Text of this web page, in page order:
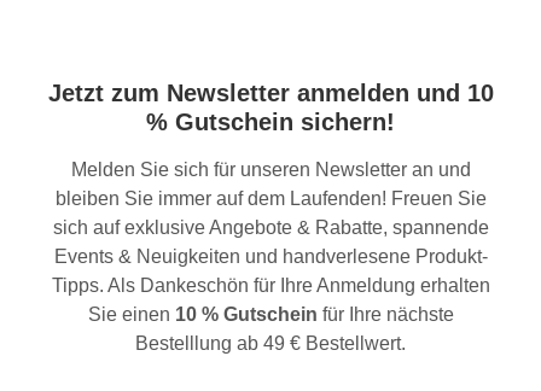
Jetzt zum Newsletter anmelden und 10
% Gutschein sichern!
Melden Sie sich für unseren Newsletter an und
bleiben Sie immer auf dem Laufenden! Freuen Sie
sich auf exklusive Angebote & Rabatte, spannende
Events & Neuigkeiten und handverlesene Produkt-
Tipps. Als Dankeschön für Ihre Anmeldung erhalten
Sie einen 10 % Gutschein für Ihre nächste
Bestelllung ab 49 € Bestellwert.